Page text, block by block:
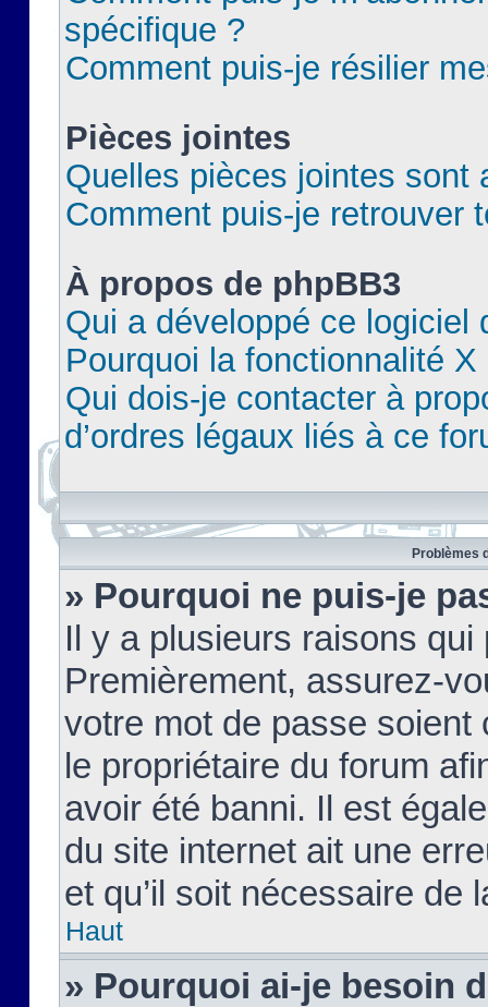
spécifique ?
Comment puis-je résilier
Pièces jointes
Quelles pièces jointes sont
Comment puis-je retrouver
À propos de phpBB3
Qui a développé ce logiciel
Pourquoi la fonctionnalité X
Qui dois-je contacter à
d’ordres légaux liés à ce
Problèmes
» Pourquoi ne puis-je
Il y a plusieurs raisons
Premièrement, assurez-
votre mot de passe soient
le propriétaire du forum
avoir été banni. Il est
du site internet ait une
et qu’il soit nécessaire de
Haut
» Pourquoi ai-je besoin